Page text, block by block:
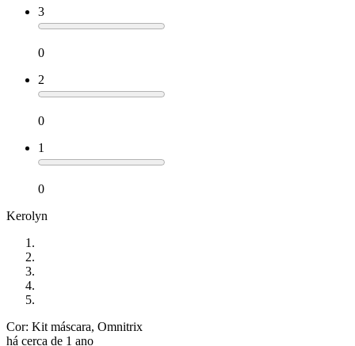
3
0
2
0
1
0
Kerolyn
Cor: Kit máscara, Omnitrix
há cerca de 1 ano